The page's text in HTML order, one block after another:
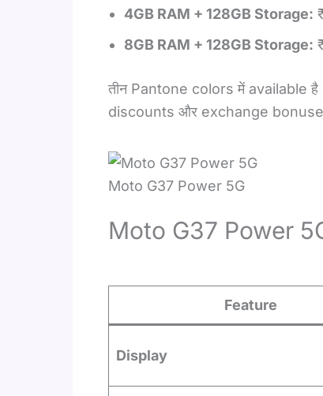
4GB RAM + 128GB Storage:
8GB RAM + 128GB Storage:
तीन Pantone colors में available
discounts और exchange bonuses
Moto G37 Power 5G
Moto G37 Power
Feature
Display